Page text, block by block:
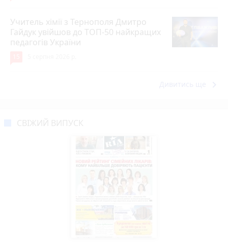
Учитель хімії з Тернополя Дмитро
Гайдук увійшов до ТОП-50 найкращих
педагогів України